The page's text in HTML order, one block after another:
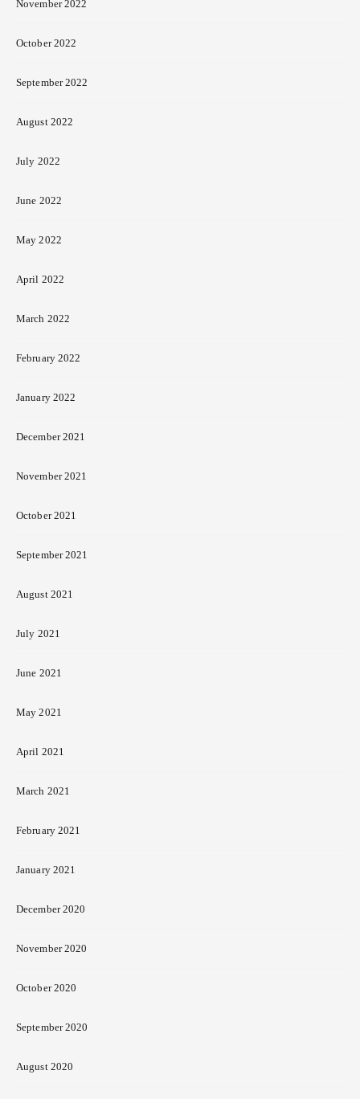
November 2022
October 2022
September 2022
August 2022
July 2022
June 2022
May 2022
April 2022
March 2022
February 2022
January 2022
December 2021
November 2021
October 2021
September 2021
August 2021
July 2021
June 2021
May 2021
April 2021
March 2021
February 2021
January 2021
December 2020
November 2020
October 2020
September 2020
August 2020